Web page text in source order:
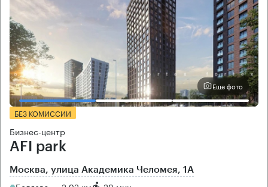
Еще фото
БЕЗ КОМИССИИ
Бизнес-центр
AFI park
Москва, улица Академика Челомея, 1А